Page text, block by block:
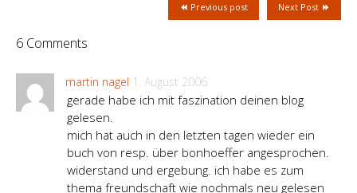
Next Post
Previous post
6 Comments
martin nagel 1. August 2006
gerade habe ich mit faszination deinen blog
gelesen.
mich hat auch in den letzten tagen wieder ein
buch von resp. über bonhoeffer angesprochen.
widerstand und ergebung. ich habe es zum
thema freundschaft wie nochmals neu gelesen